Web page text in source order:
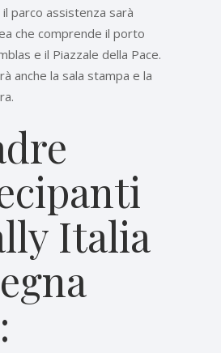
il parco assistenza sarà
che comprende il porto
e il Piazzale della Pace.
anche la sala stampa e la
Italia